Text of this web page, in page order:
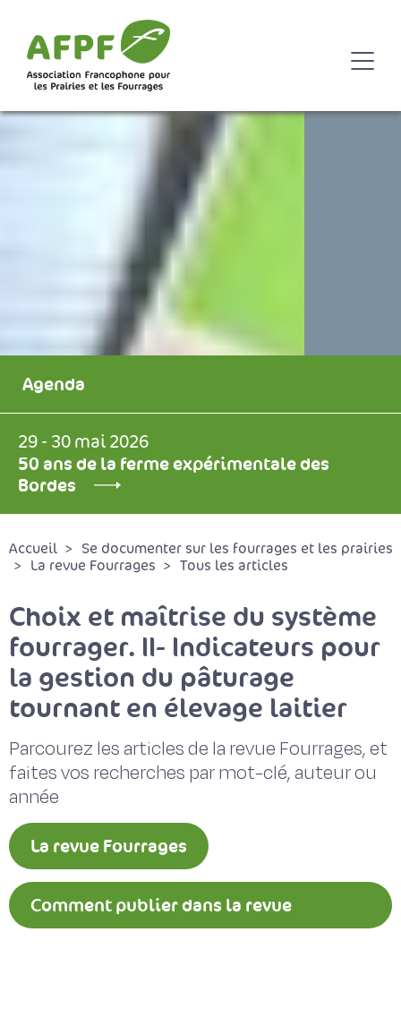
Agenda
29 - 30 mai 2026
50 ans de la ferme expérimentale des
Bordes
Accueil
Se documenter sur les fourrages et les prairies
La revue Fourrages
Tous les articles
Choix et maîtrise du système
fourrager. II- Indicateurs pour
la gestion du pâturage
tournant en élevage laitier
Parcourez les articles de la revue Fourrages, et
faites vos recherches par mot-clé, auteur ou
année
La revue Fourrages
Comment publier dans la revue